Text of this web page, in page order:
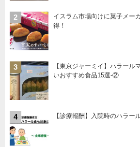
2
イスラム市場向けに菓子メー
得！
3
【東京ジャーミイ】ハラール
いおすすめ食品15選-②
4 【診療報酬】入院時のハラー